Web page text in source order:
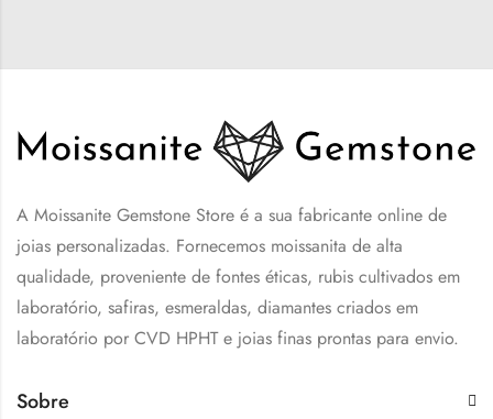
A Moissanite Gemstone Store é a sua fabricante online de
joias personalizadas. Fornecemos moissanita de alta
qualidade, proveniente de fontes éticas, rubis cultivados em
laboratório, safiras, esmeraldas, diamantes criados em
laboratório por CVD HPHT e joias finas prontas para envio.
Sobre